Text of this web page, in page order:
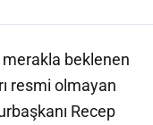
merakla beklenen
resmi olmayan
Recep